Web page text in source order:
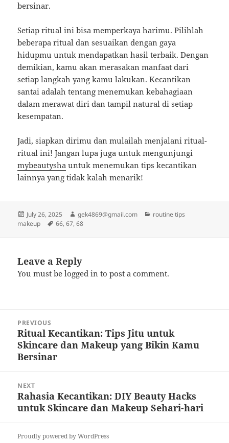
bersinar.
Setiap ritual ini bisa memperkaya harimu. Pilihlah
beberapa ritual dan sesuaikan dengan gaya
hidupmu untuk mendapatkan hasil terbaik. Dengan
demikian, kamu akan merasakan manfaat dari
setiap langkah yang kamu lakukan. Kecantikan
santai adalah tentang menemukan kebahagiaan
dalam merawat diri dan tampil natural di setiap
kesempatan.
Jadi, siapkan dirimu dan mulailah menjalani ritual-
ritual ini! Jangan lupa juga untuk mengunjungi
mybeautysha untuk menemukan tips kecantikan
lainnya yang tidak kalah menarik!
Posted
on
July 26, 2025 Author
gek4869@gmail.com Categories
routine tips
makeup
Tags
66,67,68
Leave a Reply
You must belogged in to post a comment.
navigation
PREVIOUS
Previous
post:
Ritual Kecantikan: Tips Jitu untuk
Skincare dan Makeup yang Bikin Kamu
Bersinar
NEXT
Next
post:
Rahasia Kecantikan: DIY Beauty Hacks
untuk Skincare dan Makeup Sehari-hari
Proudly powered by WordPress